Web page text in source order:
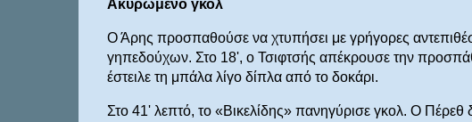
Ακυρωμένο γκολ
Ο Άρης προσπαθούσε να χτυπήσει με γρήγορες
γηπεδούχων. Στο 18', ο Τσιφτσής απέκρουσε την
έστειλε τη μπάλα λίγο δίπλα από το δοκάρι.
Στο 41' λεπτό, το «Βικελίδης» πανηγύρισε γκολ. Ο